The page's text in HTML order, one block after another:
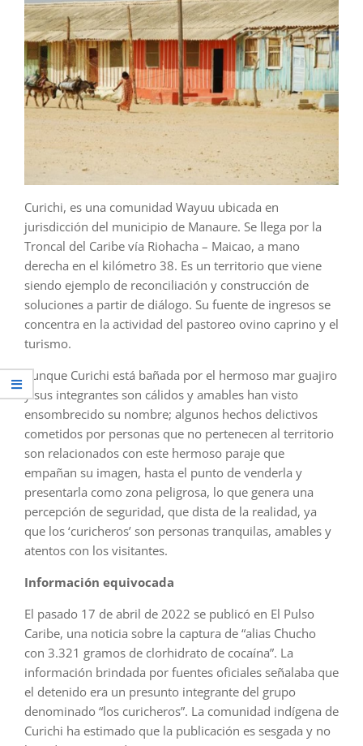
Curichi, es una comunidad Wayuu ubicada en
jurisdicción del municipio de Manaure. Se llega por la
Troncal del Caribe vía Riohacha – Maicao, a mano
derecha en el kilómetro 38. Es un territorio que viene
siendo ejemplo de reconciliación y construcción de
soluciones a partir de diálogo. Su fuente de ingresos se
concentra en la actividad del pastoreo ovino caprino y el
turismo.
Aunque Curichi está bañada por el hermoso mar guajiro
y sus integrantes son cálidos y amables han visto
ensombrecido su nombre; algunos hechos delictivos
cometidos por personas que no pertenecen al territorio
son relacionados con este hermoso paraje que
empañan su imagen, hasta el punto de venderla y
presentarla como zona peligrosa, lo que genera una
percepción de seguridad, que dista de la realidad, ya
que los ‘curicheros’ son personas tranquilas, amables y
atentos con los visitantes.
Información equivocada
El pasado 17 de abril de 2022 se publicó en El Pulso
Caribe, una noticia sobre la captura de “alias Chucho
con 3.321 gramos de clorhidrato de cocaína”. La
información brindada por fuentes oficiales señalaba que
el detenido era un presunto integrante del grupo
denominado “los curicheros”. La comunidad indígena de
Curichi ha estimado que la publicación es sesgada y no